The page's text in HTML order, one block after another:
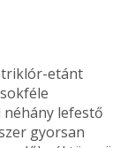
etánt
lefestő
gyorsan